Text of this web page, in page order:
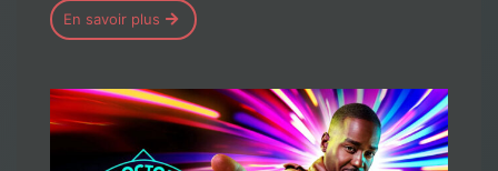
En savoir plus